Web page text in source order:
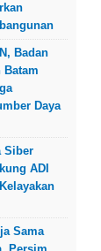
Badan
Batam
Daya
Siber
ADI
Sama